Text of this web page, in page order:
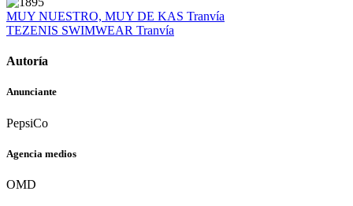
MUY NUESTRO, MUY DE KAS Tranvía
TEZENIS SWIMWEAR Tranvía
Autoría
Anunciante
PepsiCo
Agencia medios
OMD